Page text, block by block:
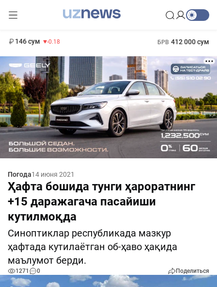
146 сум -0.18 БРВ 412 000 сум
Погода14 июня 2021
Ҳафта бошида тунги ҳароратнинг
+15 даражагача пасайиши
кутилмоқда
Синоптиклар республикада мазкур
ҳафтада кутилаётган об-ҳаво ҳақида
маълумот берди.
1271 0 Поделиться